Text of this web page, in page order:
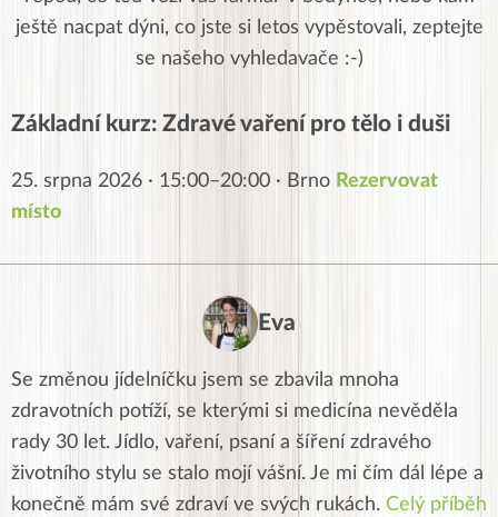
ještě nacpat dýni, co jste si letos vypěstovali, zeptejte
se našeho vyhledavače :-)
Základní kurz: Zdravé vaření pro tělo i duši
25. srpna 2026 · 15:00–20:00 · Brno Rezervovat
místo
Eva
Se změnou jídelníčku jsem se zbavila mnoha
zdravotních potíží, se kterými si medicína nevěděla
rady 30 let. Jídlo, vaření, psaní a šíření zdravého
životního stylu se stalo mojí vášní. Je mi čím dál lépe a
konečně mám své zdraví ve svých rukách. Celý příběh